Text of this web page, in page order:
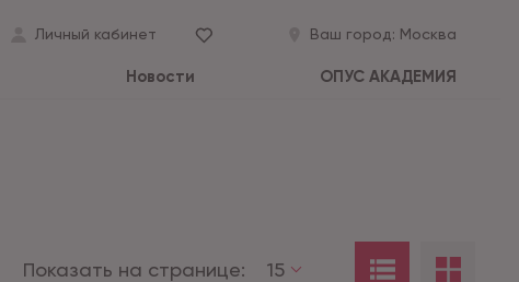
Личный кабинет Ваш город: Москва
Новости ОПУС АКАДЕМИЯ
Показать на странице: 15